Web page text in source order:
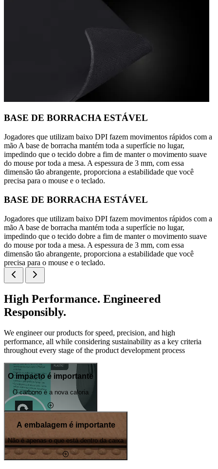
BASE DE BORRACHA ESTÁVEL
Jogadores que utilizam baixo DPI fazem movimentos rápidos com a
mão A base de borracha mantém toda a superfície no lugar,
impedindo que o tecido dobre a fim de manter o movimento suave
do mouse por toda a mesa. A espessura de 3 mm, com essa
dimensão tão abrangente, proporciona a estabilidade que você
precisa para o mouse e o teclado.
BASE DE BORRACHA ESTÁVEL
Jogadores que utilizam baixo DPI fazem movimentos rápidos com a
mão A base de borracha mantém toda a superfície no lugar,
impedindo que o tecido dobre a fim de manter o movimento suave
do mouse por toda a mesa. A espessura de 3 mm, com essa
dimensão tão abrangente, proporciona a estabilidade que você
precisa para o mouse e o teclado.
High Performance. Engineered
Responsibly.
We engineer our products for speed, precision, and high
performance, all while considering sustainability as a key criteria
throughout every stage of the product development process
O impacto é importante
O carbono é a nova caloria
A embalagem é importante
Não é apenas o que está dentro da caixa